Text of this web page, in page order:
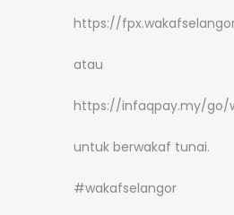
https://
atau
https://infaqpay.my/go/
untuk berwakaf tunai.
#wakafselangor